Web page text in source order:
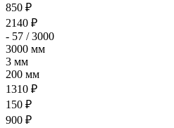
850 ₽
2140 ₽
- 57 / 3000
3000 мм
3 мм
200 мм
1310 ₽
150 ₽
900 ₽